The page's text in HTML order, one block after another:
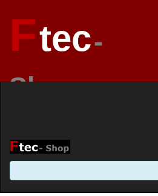
Ftec-
Shop